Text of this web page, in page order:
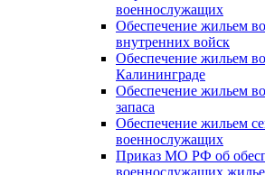
военнослужащих
Обеспечение жильем
внутренних войск
Обеспечение жильем
Калининграде
Обеспечение жильем
запаса
Обеспечение жильем
военнослужащих
Приказ МО РФ об
военнослужащих